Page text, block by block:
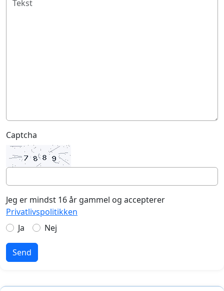
Captcha
Jeg er mindst 16 år gammel og accepterer
Privatlivspolitikken
Ja
Nej
Send